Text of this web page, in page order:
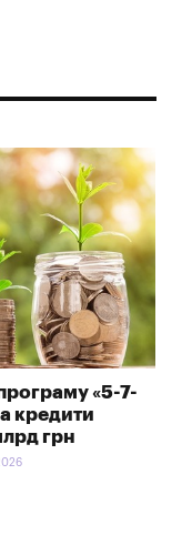
«5-7-
кредити
грн